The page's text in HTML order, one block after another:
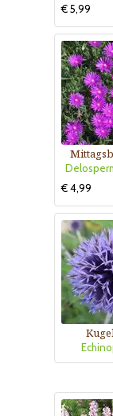
€ 5,99
€ 4,99